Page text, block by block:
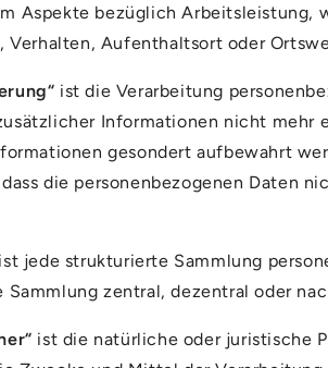
Aspekte bezüglich Arbeitsleistung,
Verhalten, Aufenthaltsort oder
ist die Verarbeitung
Informationen nicht mehr
gesondert aufbewahrt
die personenbezogenen Daten
ist jede strukturierte Sammlung
Sammlung zentral, dezentral oder
ist die natürliche oder juristische